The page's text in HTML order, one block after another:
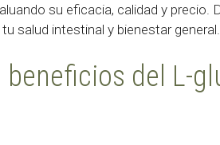
su eficacia, calidad y precio.
salud intestinal y bienestar
del L-